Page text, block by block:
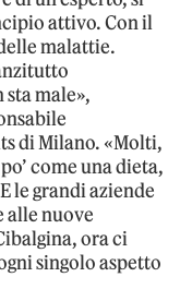
attivo. Con il
malattie.
male»,
di Milano. «Molti,
come una dieta,
le grandi aziende
alle nuove
ora ci
singolo aspetto